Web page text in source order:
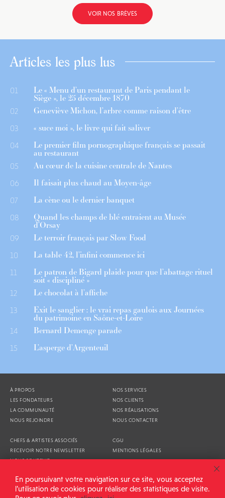
VOIR NOS BRÈVES
Articles les plus lus
01 Le « Menu d’un restaurant de Paris pendant le
Siège », le 25 décembre 1870
02 Geneviève Michon, l’arbre comme raison d’être
03 « suce moi », le livre qui fait saliver
04 Le premier film pornographique français se passait
au restaurant
05 Au cœur de la cuisine centrale de Nantes
06 Il faisait plus chaud au Moyen-âge
07 La cène ou le dernier banquet
08 Quand les champs de blé entraient au Musée
d’Orsay
09 Le terroir français par Slow Food
10 La table 42, l’infini commence ici
11 Le patron de Bigard plaide pour que l’abattage rituel
soit « discipliné »
12 Le chocolat à l’affiche
13 Exit le sanglier : le vrai repas gaulois aux Journées
du patrimoine en Saône-et-Loire
14 Bernard Demenge parade
15 L’asperge d’Argenteuil
À PROPOS
LES FONDATEURS
LA COMMUNAUTÉ
NOUS REJOINDRE
NOS SERVICES
NOS CLIENTS
NOS RÉALISATIONS
NOUS CONTACTER
CHEFS & ARTISTES ASSOCIÉS
RECEVOIR NOTRE NEWSLETTER
NOUS SOUTENIR
CGU
MENTIONS LÉGALES
En poursuivant votre navigation sur ce site, vous acceptez
l’utilisation de cookies pour réaliser des statistiques de visite.